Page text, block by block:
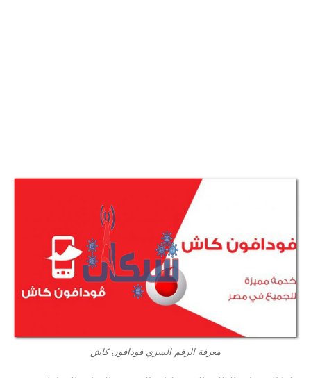
معرفة الرقم السري فودافون كاش